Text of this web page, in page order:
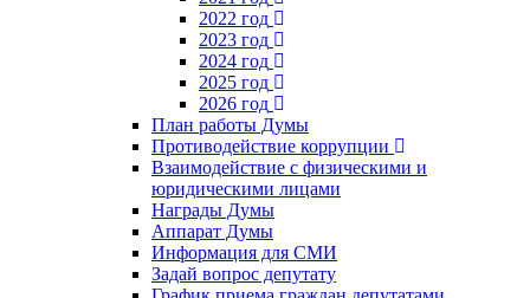
2022 год
2023 год
2024 год
2025 год
2026 год
План работы Думы
Противодействие коррупции
Взаимодействие с физическими и
юридическими лицами
Награды Думы
Аппарат Думы
Информация для СМИ
Задай вопрос депутату